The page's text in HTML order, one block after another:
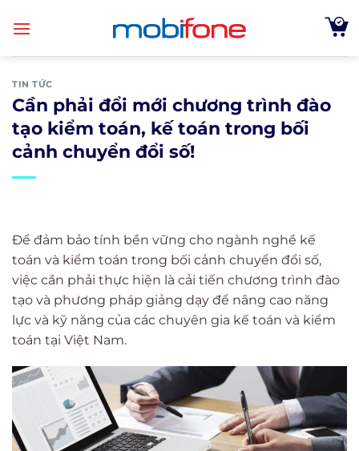
TIN TỨC
Cần phải đổi mới chương trình đào
tạo kiểm toán, kế toán trong bối
cảnh chuyển đổi số!
Để đảm bảo tính bền vững cho ngành nghề kế
toán và kiểm toán trong bối cảnh chuyển đổi số,
việc cần phải thực hiện là cải tiến chương trình đào
tạo và phương pháp giảng dạy để nâng cao năng
lực và kỹ năng của các chuyên gia kế toán và kiểm
toán tại Việt Nam.